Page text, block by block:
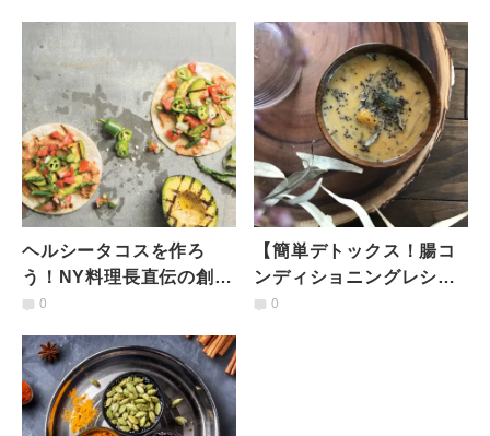
ヘルシータコスを作ろ
う！NY料理長直伝の創造
的な３つのレシピ
0
【簡単デトックス！腸コ
ンディショニングレシ
ピ】「かぼちゃ」の酒粕
0